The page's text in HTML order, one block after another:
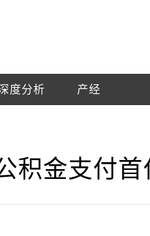
度分析 产经
积金支付首